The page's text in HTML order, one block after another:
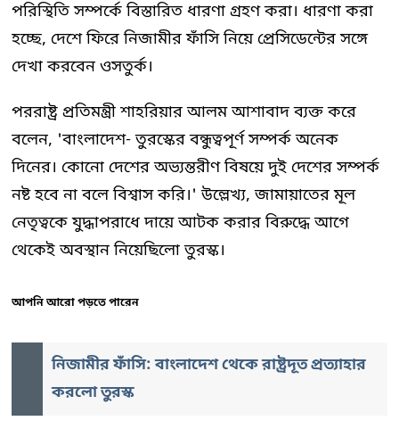
পরিস্থিতি সম্পর্কে বিস্তারিত ধারণা গ্রহণ করা। ধারণা করা
হচ্ছে, দেশে ফিরে নিজামীর ফাঁসি নিয়ে প্রেসিডেন্টের সঙ্গে
দেখা করবেন ওসতুর্ক।
পররাষ্ট্র প্রতিমন্ত্রী শাহরিয়ার আলম আশাবাদ ব্যক্ত করে
বলেন, 'বাংলাদেশ- তুরস্কের বন্ধুত্বপূর্ণ সম্পর্ক অনেক
দিনের। কোনো দেশের অভ্যন্তরীণ বিষয়ে দুই দেশের সম্পর্ক
নষ্ট হবে না বলে বিশ্বাস করি।' উল্লেখ্য, জামায়াতের মূল
নেতৃত্বকে যুদ্ধাপরাধে দায়ে আটক করার বিরুদ্ধে আগে
থেকেই অবস্থান নিয়েছিলো তুরস্ক।
আপনি আরো পড়তে পারেন
নিজামীর ফাঁসি: বাংলাদেশ থেকে রাষ্ট্রদূত প্রত্যাহার
করলো তুরস্ক